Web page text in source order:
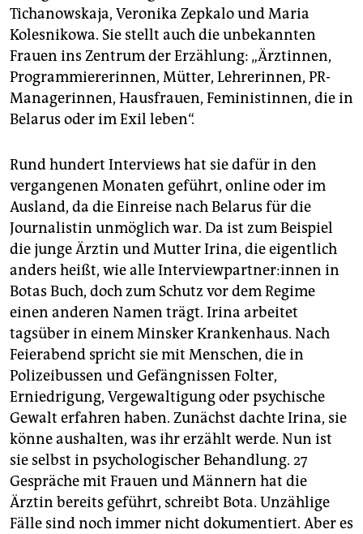
Tichanowskaja, Veronika Zepkalo und Maria
Kolesnikowa. Sie stellt auch die unbekannten
Frauen ins Zentrum der Erzählung: „Ärztinnen,
Programmiererinnen, Mütter, Lehrerinnen, PR-
Managerinnen, Hausfrauen, Feministinnen, die in
Belarus oder im Exil leben“.
Rund hundert Interviews hat sie dafür in den
vergangenen Monaten geführt, online oder im
Ausland, da die Einreise nach Belarus für die
Journalistin unmöglich war. Da ist zum Beispiel
die junge Ärztin und Mutter Irina, die eigentlich
anders heißt, wie alle In­ter­view­part­ne­r:in­nen in
Botas Buch, doch zum Schutz vor dem Regime
einen anderen Namen trägt. Irina arbeitet
tagsüber in einem Minsker Krankenhaus. Nach
Feierabend spricht sie mit Menschen, die in
Polizeibussen und Gefängnissen Folter,
Erniedrigung, Vergewaltigung oder psychische
Gewalt erfahren haben. Zunächst dachte Irina, sie
könne aushalten, was ihr erzählt werde. Nun ist
sie selbst in psychologischer Behandlung. 27
Gespräche mit Frauen und Männern hat die
Ärztin bereits geführt, schreibt Bota. Unzählige
Fälle sind noch immer nicht dokumentiert. Aber es